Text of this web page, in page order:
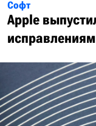
Софт
Apple